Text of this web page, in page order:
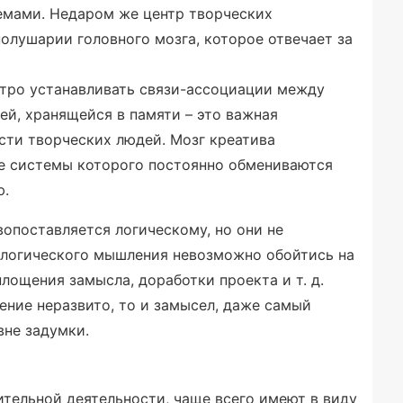
Недаром же центр творческих
головного мозга, которое отвечает за
устанавливать связи-ассоциации между
хранящейся в памяти – это важная
творческих людей. Мозг креатива
которого постоянно обмениваются
логическому, но они не
мышления невозможно обойтись на
замысла, доработки проекта и т. д.
неразвито, то и замысел, даже самый
задумки.
деятельности, чаще всего имеют в виду